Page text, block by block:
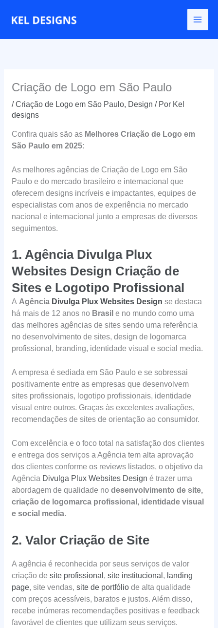
para
conteúdo
Criação de Logo em São Paulo
/Criação de Logo em São Paulo, Design / Por Kel
designs
Confira quais são as Melhores Criação de Logo em
São Paulo em 2025:
As melhores agências de Criação de Logo em São
Paulo e do mercado brasileiro e internacional que
oferecem designs incríveis e impactantes, equipes de
especialistas com anos de experiência no mercado
nacional e internacional junto a empresas de diversos
seguimentos.
1. Agência Divulga Plux
Websites Design Criação de
Sites e Logotipo Profissional
A Agência Divulga Plux Websites Design se destaca
há mais de 12 anos no Brasil e no mundo como uma
das melhores agências de sites sendo uma referência
no desenvolvimento de sites, design de logomarca
profissional, branding, identidade visual e social media.
A empresa é sediada em São Paulo e se sobressai
positivamente entre as empresas que desenvolvem
sites profissionais, logotipo profissionais, identidade
visual entre outros. Graças às excelentes avaliações,
recomendações de sites de orientação ao consumidor.
Com excelência e o foco total na satisfação dos clientes
e entrega dos serviços a Agência tem alta aprovação
dos clientes conforme os reviews listados, o objetivo da
Agência Divulga Plux Websites Design é trazer uma
abordagem de qualidade no desenvolvimento de site,
criação de logomarca profissional, identidade visual
e social media.
2. Valor Criação de Site
A agência é reconhecida por seus serviços de valor
criação de site profissional , site institucional , landing
page, site vendas, site de portfóliode alta qualidade
com preços acessíveis, baratos e justos. Além disso,
recebe inúmeras recomendações positivas e feedback
favorável de clientes que utilizam seus serviços.